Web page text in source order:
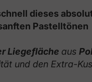
dieses
Pastelltönen
Liegefläche aus
und den Extra-